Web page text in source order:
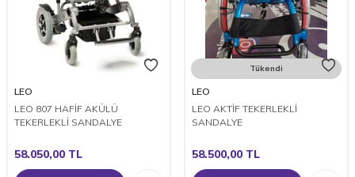
LEO
LEO 807 HAFİF AKÜLÜ
TEKERLEKLİ SANDALYE
58.050,00 TL
Tükendi
LEO
LEO AKTİF TEKERLEKLİ
SANDALYE
58.500,00 TL